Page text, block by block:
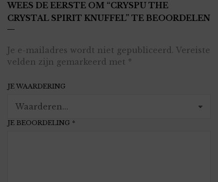
WEES DE EERSTE OM “CRYSPU THE
CRYSTAL SPIRIT KNUFFEL” TE BEOORDELEN
Je e-mailadres wordt niet gepubliceerd. Vereiste
velden zijn gemarkeerd met *
JE WAARDERING
JE BEOORDELING *